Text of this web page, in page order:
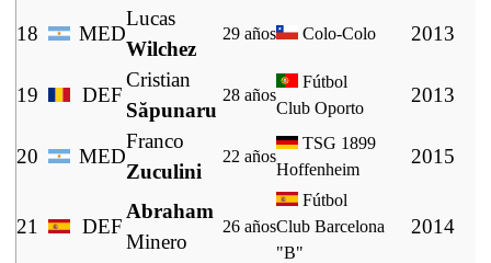
18 MED
Lucas
Wilchez
29 años Colo-Colo 2013
19 DEF
Cristian
Săpunaru
28 años
Fútbol
Club Oporto
2013
20 MED
Franco
Zuculini
22 años
TSG 1899
Hoffenheim
2015
21 DEF
Abraham
Minero
26 años
Fútbol
Club Barcelona
"B"
2014